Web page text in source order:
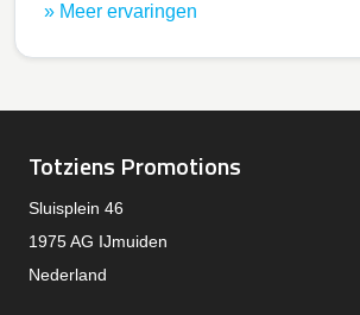
» Meer ervaringen
Totziens Promotions
Sluisplein 46
1975 AG IJmuiden
Nederland